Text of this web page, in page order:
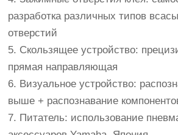
разработка различных типов
отверстий
5. Скользящее устройство:
прямая направляющая
6. Визуальное устройство:
выше + распознавание
7. Питатель: использование